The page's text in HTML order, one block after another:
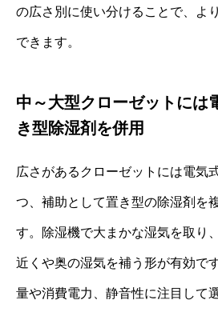
の広さ別に使い分けることで、よ
できます。
中～大型クローゼットには
き型除湿剤を併用
広さがあるクローゼットには電気
つ、補助として置き型の除湿剤を
す。除湿機で大まかな湿気を取り
近くや奥の湿気を補う形が有効で
量や消費電力、静音性に注目して